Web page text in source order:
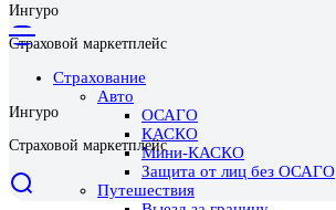
Ингуро
Страховой маркетплейс
Страхование
Авто
ОСАГО
КАСКО
Мини-КАСКО
Защита от лиц без ОСАГО
Путешествия
Ингуро
Страховой маркетплейс